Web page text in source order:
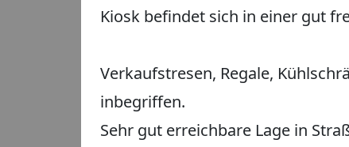
Kiosk befindet sich in einer gut
Verkaufstresen, Regale,
inbegriffen.
Sehr gut erreichbare Lage in